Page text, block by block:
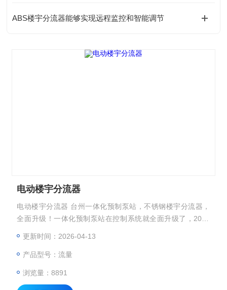
ABS楼宇分流器能够实现远程监控和智能调节
电动楼宇分流器
电动楼宇分流器 台州一体化预制泵站，不锈钢楼宇分流器，
全面升级！一体化预制泵站在控制系统就全面升级了，2019
更新时间：2026-04-13
产品型号：流量
浏览量：8891